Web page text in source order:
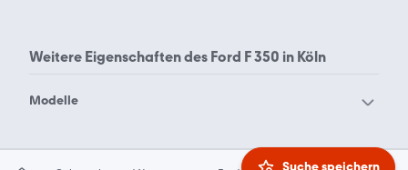
Suche speichern
Weitere Eigenschaften des Ford F 350 in Köln
Modelle
Ford Bronco